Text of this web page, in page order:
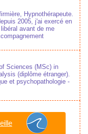
Hypnothérapeute.
2005, j'ai exercé en
avant de me
Sciences (MSc) in
(diplôme étranger).
et psychopathologie -
Mon
me permet de
de l'entreprise en